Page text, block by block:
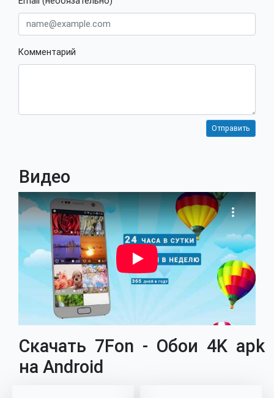
Комментарий
Видео
Скачать 7Fon - Обои 4K apk
на Android